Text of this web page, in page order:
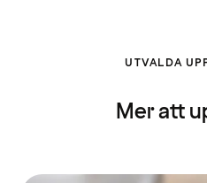
UTVALDA
Mer att